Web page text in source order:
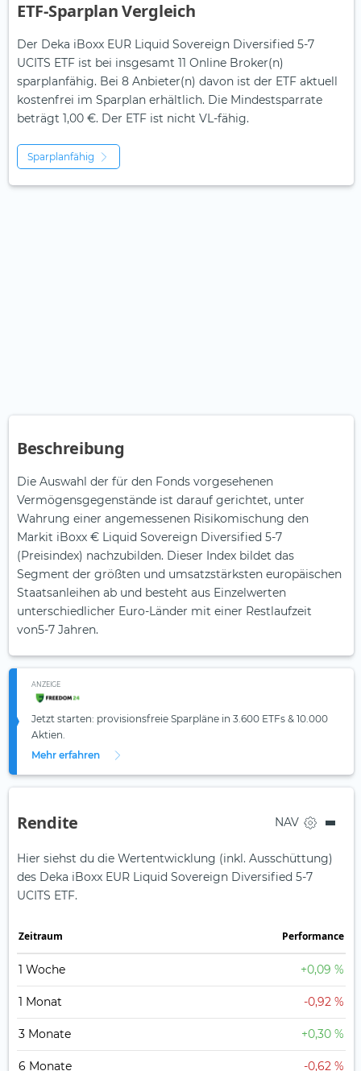
ETF-Sparplan Vergleich
Der Deka iBoxx EUR Liquid Sovereign Diversified 5-7
UCITS ETF ist bei insgesamt 11 Online Broker(n)
sparplanfähig. Bei 8 Anbieter(n) davon ist der ETF aktuell
kostenfrei im Sparplan erhältlich. Die Mindestsparrate
beträgt 1,00 €. Der ETF ist nicht VL-fähig.
Sparplanfähig
Beschreibung
Die Auswahl der für den Fonds vorgesehenen
Vermögensgegenstände ist darauf gerichtet, unter
Wahrung einer angemessenen Risikomischung den
Markit iBoxx € Liquid Sovereign Diversified 5-7
(Preisindex) nachzubilden. Dieser Index bildet das
Segment der größten und umsatzstärksten europäischen
Staatsanleihen ab und besteht aus Einzelwerten
unterschiedlicher Euro-Länder mit einer Restlaufzeit
von5-7 Jahren.
ANZEIGE
Jetzt starten: provisionsfreie Sparpläne in 3.600 ETFs & 10.000
Aktien.
Mehr erfahren
Rendite NAV
Hier siehst du die Wertentwicklung (inkl. Ausschüttung)
des Deka iBoxx EUR Liquid Sovereign Diversified 5-7
UCITS ETF.
Zeit­raum Perfor­mance
1 Woche +0,09 %
1 Monat -0,92 %
3 Monate +0,30 %
6 Monate -0,62 %